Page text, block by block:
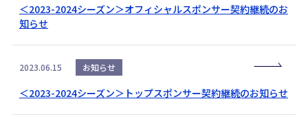
＜2023-2024シーズン＞オフィシャルスポンサー契約継続のお
知らせ
2023.06.15 お知らせ
＜2023-2024シーズン＞トップスポンサー契約継続のお知らせ